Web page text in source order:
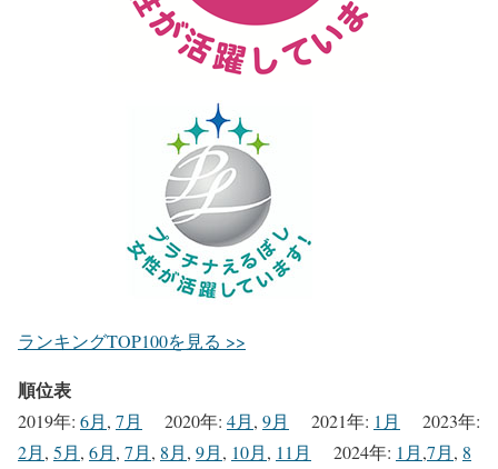
ランキングTOP100を見る >>
順位表
2019年: 6月, 7月 2020年: 4月, 9月 2021年: 1月 2023年:
2月, 5月, 6月, 7月, 8月, 9月, 10月, 11月 2024年: 1月,7月, 8